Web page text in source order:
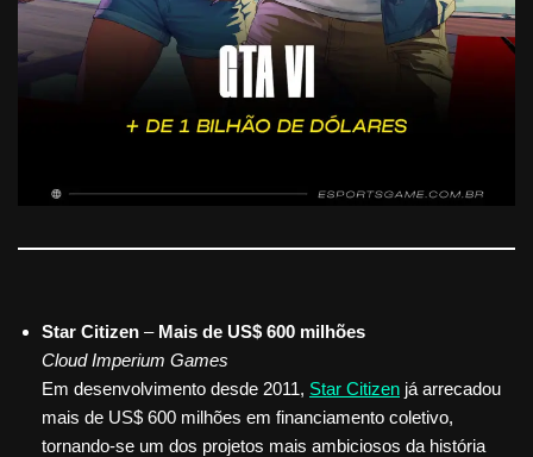
Star Citizen – Mais de US$ 600 milhões
Cloud Imperium Games
Em desenvolvimento desde 2011, Star Citizen já arrecadou
mais de US$ 600 milhões em financiamento coletivo,
tornando-se um dos projetos mais ambiciosos da história